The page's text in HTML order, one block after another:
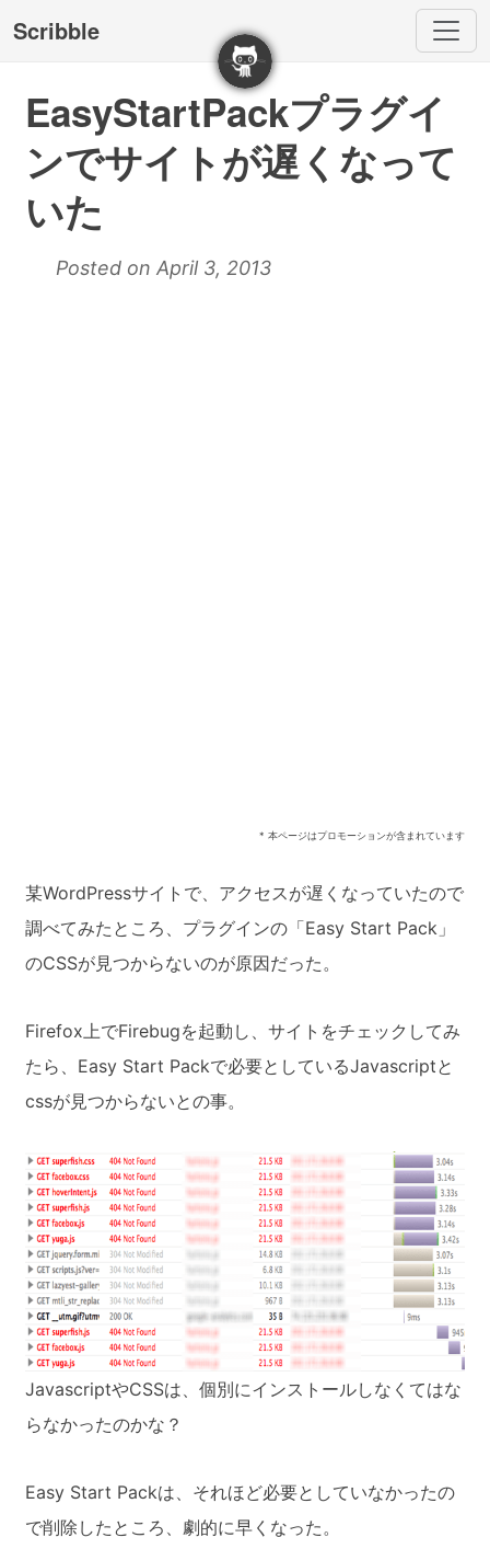
Scribble
EasyStartPackプラグイ
ンでサイトが遅くなって
いた
Posted on April 3, 2013
* 本ページはプロモーションが含まれています
某WordPressサイトで、アクセスが遅くなっていたので
調べてみたところ、プラグインの「Easy Start Pack」
のCSSが見つからないのが原因だった。
Firefox上でFirebugを起動し、サイトをチェックしてみ
たら、Easy Start Packで必要としているJavascriptと
cssが見つからないとの事。
JavascriptやCSSは、個別にインストールしなくてはな
らなかったのかな？
Easy Start Packは、それほど必要としていなかったの
で削除したところ、劇的に早くなった。